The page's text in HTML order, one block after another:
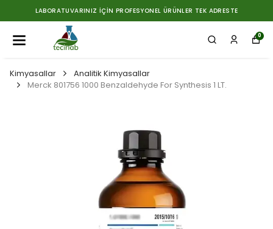
LABORATUVARINIZ İÇIN PROFESYONEL ÜRÜNLER TEK ADRESTE
0
Kimyasallar
Analitik Kimyasallar
Merck 801756 1000 Benzaldehyde For Synthesis 1 LT.